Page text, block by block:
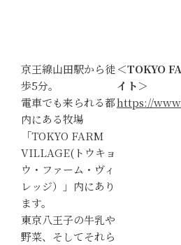
京王線山田駅から徒
歩5分。
電車でも来られる都
内にある牧場
「TOKYO FARM
VILLAGE(トウキョ
ウ・ファーム・ヴィ
レッジ）」内にあり
ます。
東京八王子の牛乳や
野菜、そしてそれら
＜TOKYO
イト＞
https://